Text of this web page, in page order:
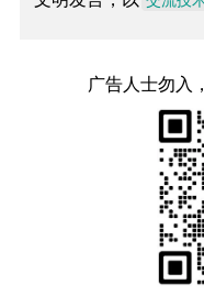
广告人士勿入